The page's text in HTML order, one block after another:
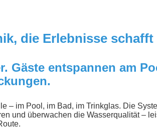
die Erlebnisse schafft
Gäste entspannen am
– im Pool, im Bad, im Trinkglas. Die
und überwachen die Wasserqualität –